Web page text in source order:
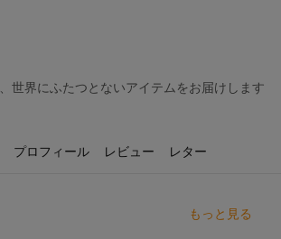
世界にふたつとないアイテムをお届けします
プロフィール レビュー レター
もっと見る